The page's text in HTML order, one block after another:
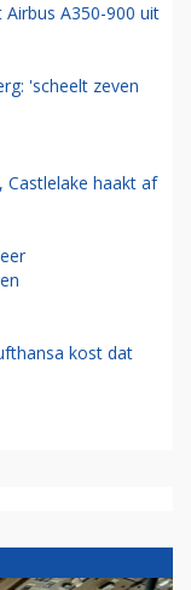
A350-900 uit
'scheelt zeven
haakt af
kost dat